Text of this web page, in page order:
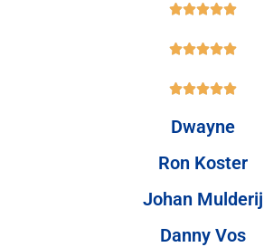



Dwayne
Ron Koster
Johan Mulderij
Danny Vos